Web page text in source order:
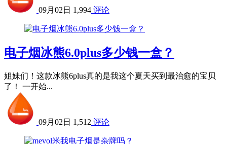
09月02日 1,994 评论
电子烟冰熊6.0plus多少钱一盒？
姐妹们！这款冰熊6plus真的是我这个夏天买到最治愈的宝贝
了！ 一开始...
09月02日 1,512 评论